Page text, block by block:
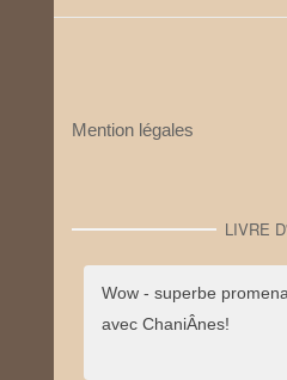
Mention légales
LIVRE
Wow - superbe
avec ChaniÂnes!